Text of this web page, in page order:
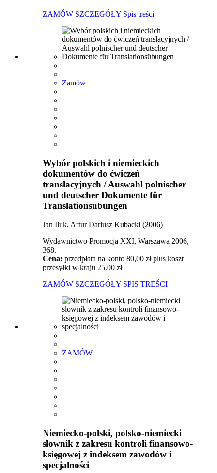
ZAMÓW SZCZEGÓŁY Spis treści
Zamów
Wybór polskich i niemieckich
dokumentów do ćwiczeń
translacyjnych / Auswahl polnischer
und deutscher Dokumente für
Translationsübungen
Jan Iluk, Artur Dariusz Kubacki (2006)
Wydawnictwo Promocja XXI, Warszawa 2006,
368.
Cena: przedpłata na konto 80,00 zł plus koszt
przesyłki w kraju 25,00 zł
ZAMÓW SZCZEGÓŁY SPIS TREŚCI
ZAMÓW
Niemiecko-polski, polsko-niemiecki
słownik z zakresu kontroli finansowo-
księgowej z indeksem zawodów i
specjalności